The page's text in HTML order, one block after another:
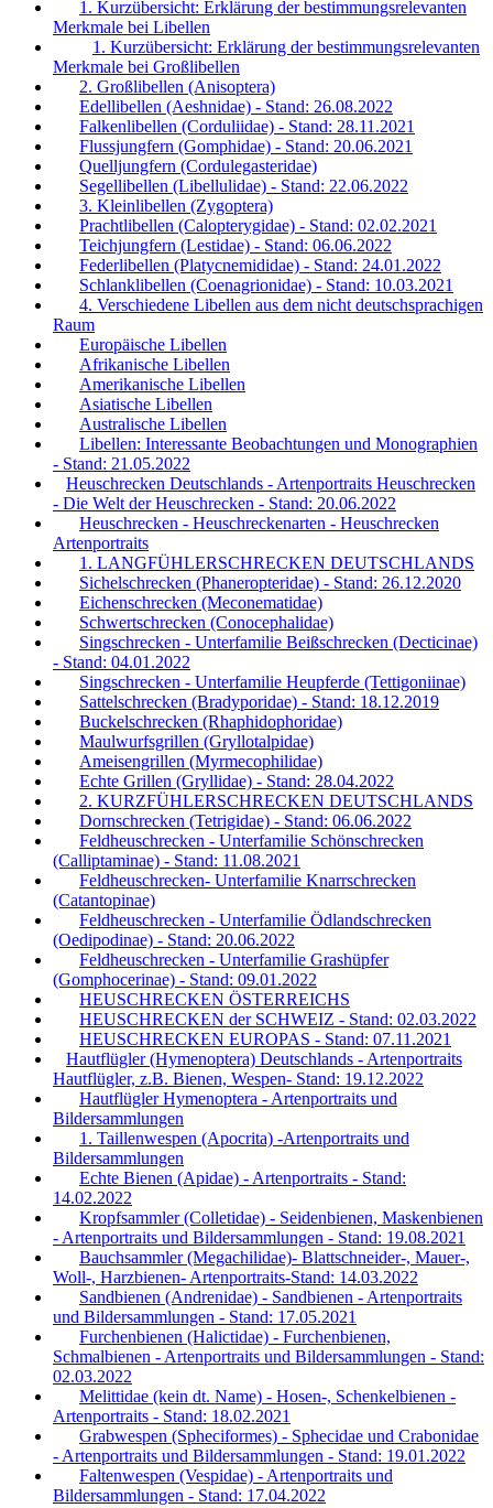
1. Kurzübersicht: Erklärung der bestimmungsrelevanten
Merkmale bei Libellen
1. Kurzübersicht: Erklärung der bestimmungsrelevanten
Merkmale bei Großlibellen
2. Großlibellen (Anisoptera)
Edellibellen (Aeshnidae) - Stand: 26.08.2022
Falkenlibellen (Corduliidae) - Stand: 28.11.2021
Flussjungfern (Gomphidae) - Stand: 20.06.2021
Quelljungfern (Cordulegasteridae)
Segellibellen (Libellulidae) - Stand: 22.06.2022
3. Kleinlibellen (Zygoptera)
Prachtlibellen (Calopterygidae) - Stand: 02.02.2021
Teichjungfern (Lestidae) - Stand: 06.06.2022
Federlibellen (Platycnemididae) - Stand: 24.01.2022
Schlanklibellen (Coenagrionidae) - Stand: 10.03.2021
4. Verschiedene Libellen aus dem nicht deutschsprachigen
Raum
Europäische Libellen
Afrikanische Libellen
Amerikanische Libellen
Asiatische Libellen
Australische Libellen
Libellen: Interessante Beobachtungen und Monographien
- Stand: 21.05.2022
Heuschrecken Deutschlands - Artenportraits Heuschrecken
- Die Welt der Heuschrecken - Stand: 20.06.2022
Heuschrecken - Heuschreckenarten - Heuschrecken
Artenportraits
1. LANGFÜHLERSCHRECKEN DEUTSCHLANDS
Sichelschrecken (Phaneropteridae) - Stand: 26.12.2020
Eichenschrecken (Meconematidae)
Schwertschrecken (Conocephalidae)
Singschrecken - Unterfamilie Beißschrecken (Decticinae)
- Stand: 04.01.2022
Singschrecken - Unterfamilie Heupferde (Tettigoniinae)
Sattelschrecken (Bradyporidae) - Stand: 18.12.2019
Buckelschrecken (Rhaphidophoridae)
Maulwurfsgrillen (Gryllotalpidae)
Ameisengrillen (Myrmecophilidae)
Echte Grillen (Gryllidae) - Stand: 28.04.2022
2. KURZFÜHLERSCHRECKEN DEUTSCHLANDS
Dornschrecken (Tetrigidae) - Stand: 06.06.2022
Feldheuschrecken - Unterfamilie Schönschrecken
(Calliptaminae) - Stand: 11.08.2021
Feldheuschrecken- Unterfamilie Knarrschrecken
(Catantopinae)
Feldheuschrecken - Unterfamilie Ödlandschrecken
(Oedipodinae) - Stand: 20.06.2022
Feldheuschrecken - Unterfamilie Grashüpfer
(Gomphocerinae) - Stand: 09.01.2022
HEUSCHRECKEN ÖSTERREICHS
HEUSCHRECKEN der SCHWEIZ - Stand: 02.03.2022
HEUSCHRECKEN EUROPAS - Stand: 07.11.2021
Hautflügler (Hymenoptera) Deutschlands - Artenportraits
Hautflügler, z.B. Bienen, Wespen- Stand: 19.12.2022
Hautflügler Hymenoptera - Artenportraits und
Bildersammlungen
1. Taillenwespen (Apocrita) -Artenportraits und
Bildersammlungen
Echte Bienen (Apidae) - Artenportraits - Stand:
14.02.2022
Kropfsammler (Colletidae) - Seidenbienen, Maskenbienen
- Artenportraits und Bildersammlungen - Stand: 19.08.2021
Bauchsammler (Megachilidae)- Blattschneider-, Mauer-,
Woll-, Harzbienen- Artenportraits-Stand: 14.03.2022
Sandbienen (Andrenidae) - Sandbienen - Artenportraits
und Bildersammlungen - Stand: 17.05.2021
Furchenbienen (Halictidae) - Furchenbienen,
Schmalbienen - Artenportraits und Bildersammlungen - Stand:
02.03.2022
Melittidae (kein dt. Name) - Hosen-, Schenkelbienen -
Artenportraits - Stand: 18.02.2021
Grabwespen (Spheciformes) - Sphecidae und Crabonidae
- Artenportraits und Bildersammlungen - Stand: 19.01.2022
Faltenwespen (Vespidae) - Artenportraits und
Bildersammlungen - Stand: 17.04.2022